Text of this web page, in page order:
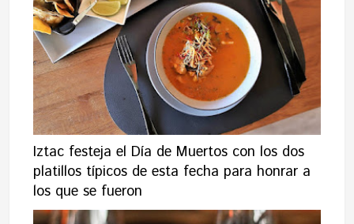
Iztac festeja el Día de Muertos con los dos
platillos típicos de esta fecha para honrar a
los que se fueron